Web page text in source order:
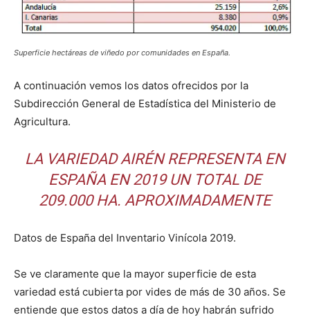
Superficie hectáreas de viñedo por comunidades en España.
A continuación vemos los datos ofrecidos por la
Subdirección General de Estadística del Ministerio de
Agricultura.
LA VARIEDAD AIRÉN REPRESENTA EN
ESPAÑA EN 2019 UN TOTAL DE
209.000 HA. APROXIMADAMENTE
Datos de España del Inventario Vinícola 2019.
Se ve claramente que la mayor superficie de esta
variedad está cubierta por vides de más de 30 años. Se
entiende que estos datos a día de hoy habrán sufrido